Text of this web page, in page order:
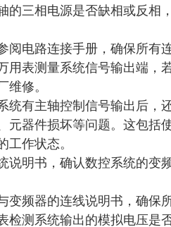
的三相电源是否缺相或反相
阅电路连接手册，确保所有
用表测量系统信号输出端，
维修。
统有主轴控制信号输出后，
元器件损坏等问题。这包括
工作状态。
说明书，确认数控系统的变
变频器的连线说明书，确保
检测系统输出的模拟电压是